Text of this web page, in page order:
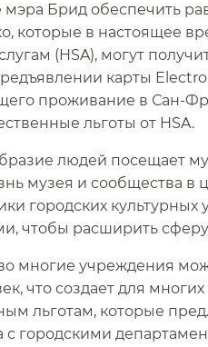
мэра Брид обеспечить
которые в настоящее
(HSA), могут
карты
проживание в Сан-
льготы от HSA.​​
людей посещает
музея и сообщества в
городских
чтобы расширить
многие учреждения
что создает для
льготам, которые
с городскими